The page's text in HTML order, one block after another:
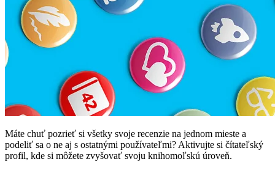
Máte chuť pozrieť si všetky svoje recenzie na jednom mieste a
podeliť sa o ne aj s ostatnými používateľmi? Aktivujte si čítateľský
profil, kde si môžete zvyšovať svoju knihomoľskú úroveň.